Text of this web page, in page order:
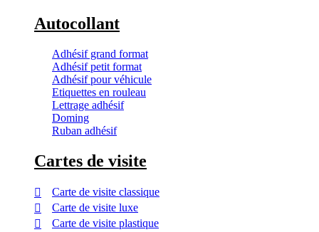
Autocollant
Adhésif grand format
Adhésif petit format
Adhésif pour véhicule
Etiquettes en rouleau
Lettrage adhésif
Doming
Ruban adhésif
Cartes de visite
Carte de visite classique
Carte de visite luxe
Carte de visite plastique